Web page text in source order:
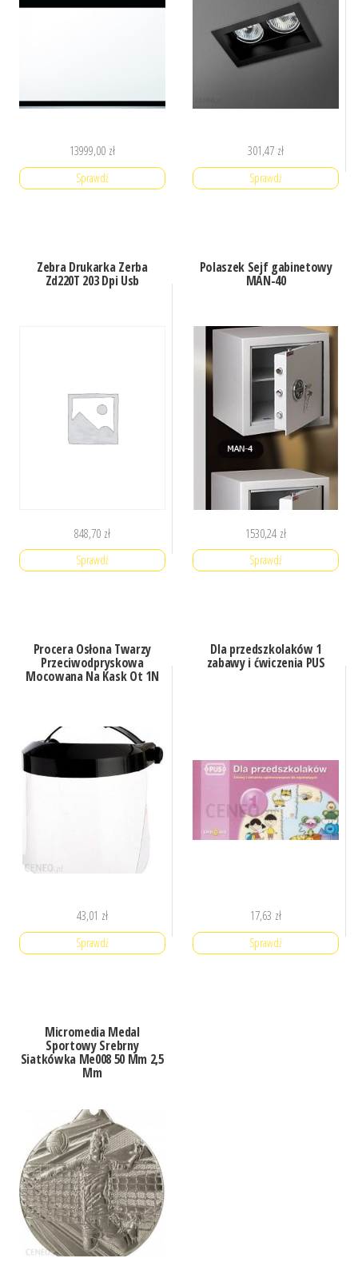
13999,00 zł
Sprawdź
301,47 zł
Sprawdź
Zebra Drukarka Zerba
Zd220T 203 Dpi Usb
848,70 zł
Sprawdź
Polaszek Sejf gabinetowy
MAN-40
1530,24 zł
Sprawdź
Procera Osłona Twarzy
Przeciwodpryskowa
Mocowana Na Kask Ot 1N
43,01 zł
Sprawdź
Dla przedszkolaków 1
zabawy i ćwiczenia PUS
17,63 zł
Sprawdź
Micromedia Medal
Sportowy Srebrny
Siatkówka Me008 50 Mm 2,5
Mm